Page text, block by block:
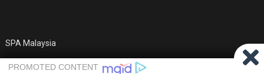
SPA Malaysia
KWSP